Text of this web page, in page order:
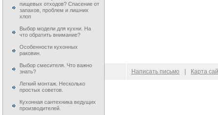
пищевых отходов? Спасение от
запахов, проблем и лишних
хлоп
Выбор модели для кухни. На
что обратить внимание?
Особенности кухонных
раковин.
Выбор смесителя. Что важно
знать?
Легкий монтаж. Несколько
простых советов.
Кухонная сантехника ведущих
производителей.
© 2009–2026 Написать письмо Карта